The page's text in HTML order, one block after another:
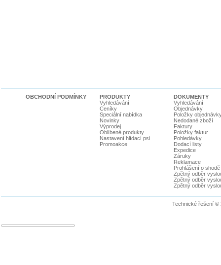
OBCHODNÍ PODMÍNKY
PRODUKTY
Vyhledávání
Ceníky
Speciální nabídka
Novinky
Výprodej
Oblíbené produkty
Nastavení hlídací psi
Promoakce
DOKUMENTY
Vyhledávání
Objednávky
Položky
Nedodané zboží
Faktury
Položky faktur
Pohledávky
Dodací listy
Expedice
Záruky
Reklamace
Prohlášení o shodě
Zpětný odběr
Zpětný odběr
Zpětný odběr
Technické řešení ©